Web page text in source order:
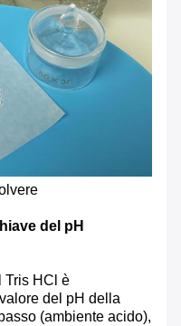
del pH
Tris HCl è
del pH della
(ambiente acido),